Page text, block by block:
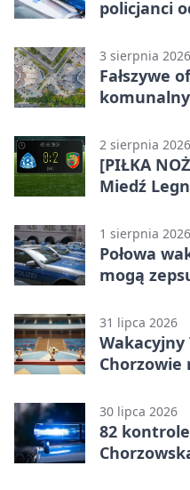
policjanci
3 sierpnia 2026
Fałszywe
2 sierpnia 2026
[PIŁKA
Miedź
1 sierpnia 2026
Połowa
mogą
31 lipca 2026
30 lipca 2026
82